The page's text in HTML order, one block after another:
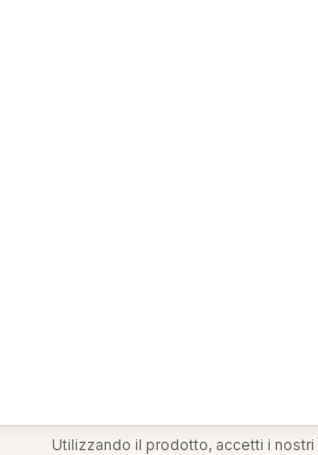
Utilizzando il prodotto, accetti i nostri